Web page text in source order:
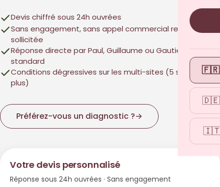
🇫🇷
🇩🇪
Devis chiffré sous 24h ouvrées
Sans engagement, sans appel commercial relance non
sollicitée
Réponse directe par Paul, Guillaume ou Gautier — pas un
standard
Conditions dégressives sur les multi-sites (5 sites et
plus)
Préférez-vous un diagnostic ?→
Votre devis personnalisé
Réponse sous 24h ouvrées · Sans engagement